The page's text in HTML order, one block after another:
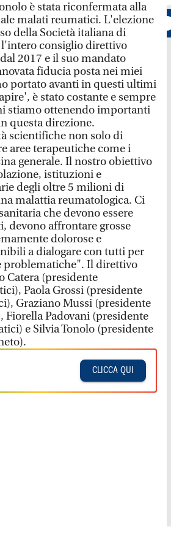
è stata riconfermata alla
malati reumatici. L'elezione
della Società italiana di
l'intero consiglio direttivo
2017 e il suo mandato
fiducia posta nei miei
portato avanti in questi ultimi
è stato costante e sempre
stiamo ottenendo importanti
questa direzione.
scientifiche non solo di
aree terapeutiche come i
generale. Il nostro obiettivo
istituzioni e
degli oltre 5 milioni di
malattia reumatologica. Ci
che devono essere
devono affrontare grosse
dolorose e
a dialogare con tutti per
problematiche". Il direttivo
Catera (presidente
Paola Grossi (presidente
Graziano Mussi (presidente
Padovani (presidente
e Silvia Tonolo (presidente
CLICCA QUI